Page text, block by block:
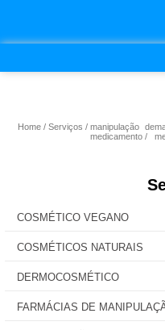
Home Serviços
manipulação de
medicamento
COSMÉTICO VEGANO
COSMÉTICOS NATURAIS
DERMOCOSMÉTICO
FARMÁCIAS DE